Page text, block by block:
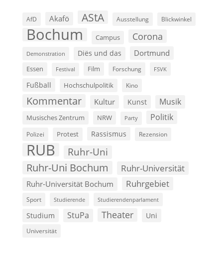
AfD Akafö AStA Ausstellung Blickwinkel
Bochum Campus Corona
Demonstration Diës und das Dortmund
Essen Festival Film Forschung FSVK
Fußball Hochschulpolitik Kino
Kommentar Kultur Kunst Musik
Musisches Zentrum NRW Party Politik
Polizei Protest Rassismus Rezension
RUB Ruhr-Uni
Ruhr-Uni Bochum Ruhr-Universität
Ruhr-Universität Bochum Ruhrgebiet
Sport Studierende Studierendenparlament
Studium StuPa Theater Uni
Universität